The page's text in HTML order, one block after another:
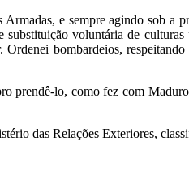
Armadas, e sempre agindo sob
voluntária de
Ordenei bombardeios,
prendê-lo, como fez com
das Relações Exteriores,